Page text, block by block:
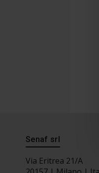
Senaf srl
Via Eritrea 21/A